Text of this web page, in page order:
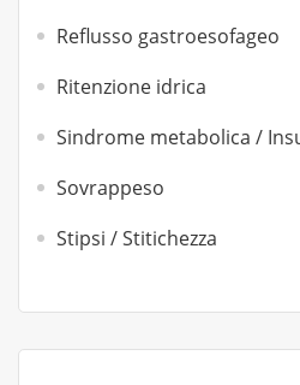
Reflusso gastroesofageo
Ritenzione idrica
Sindrome metabolica /
Sovrappeso
Stipsi / Stitichezza